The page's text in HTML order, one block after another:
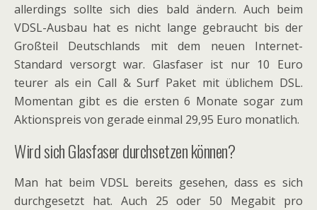
allerdings sollte sich dies bald ändern. Auch beim
VDSL-Ausbau hat es nicht lange gebraucht bis der
Großteil Deutschlands mit dem neuen Internet-
Standard versorgt war. Glasfaser ist nur 10 Euro
teurer als ein Call & Surf Paket mit üblichem DSL.
Momentan gibt es die ersten 6 Monate sogar zum
Aktionspreis von gerade einmal 29,95 Euro monatlich.
Wird sich Glasfaser durchsetzen können?
Man hat beim VDSL bereits gesehen, dass es sich
durchgesetzt hat. Auch 25 oder 50 Megabit pro